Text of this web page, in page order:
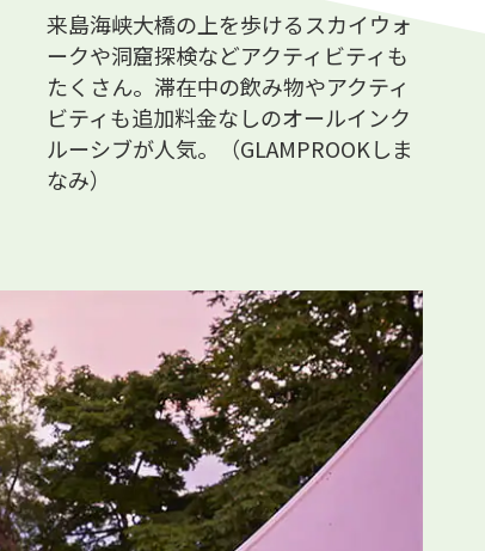
来島海峡大橋の上を歩けるスカイウォ
ークや洞窟探検などアクティビティも
たくさん。滞在中の飲み物やアクティ
ビティも追加料金なしのオールインク
ルーシブが人気。（GLAMPROOKしま
なみ）